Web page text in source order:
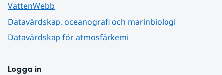
VattenWebb
Datavärdskap, oceanografi och marinbiologi
Datavärdskap för atmosfärkemi
Logga in